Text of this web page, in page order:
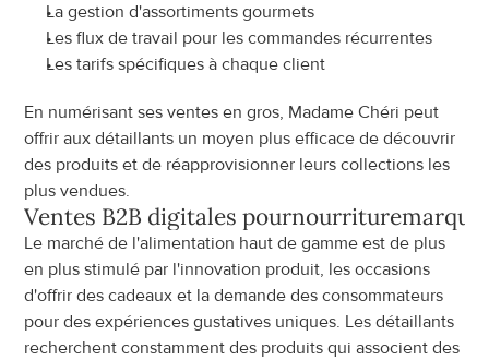
La gestion d'assortiments gourmets
Les flux de travail pour les commandes récurrentes
Les tarifs spécifiques à chaque client
En numérisant ses ventes en gros, Madame Chéri peut
offrir aux détaillants un moyen plus efficace de découvrir
des produits et de réapprovisionner leurs collections les
plus vendues.
Ventes B2B digitales pournourriture
Le marché de l'alimentation haut de gamme est de plus
en plus stimulé par l'innovation produit, les occasions
d'offrir des cadeaux et la demande des consommateurs
pour des expériences gustatives uniques. Les détaillants
recherchent constamment des produits qui associent des